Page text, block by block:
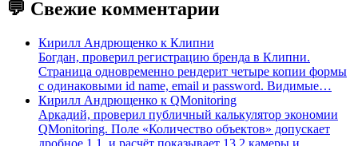
💬 Свежие комментарии
Кирилл Андрющенко к Клипни
Богдан, проверил регистрацию бренда в Клипни.
Страница одновременно рендерит четыре копии формы
с одинаковыми id name, email и password. Видимые…
Кирилл Андрющенко к QMonitoring
Аркадий, проверил публичный калькулятор экономии
QMonitoring. Поле «Количество объектов» допускает